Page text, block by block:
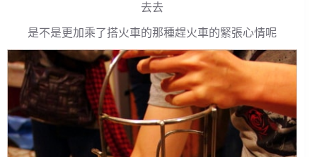
去去
是不是更加乘了搭火車的那種趕火車的緊張心情呢